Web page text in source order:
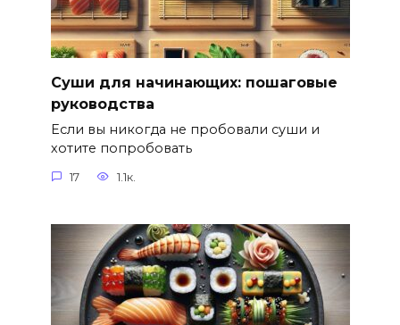
Суши для начинающих: пошаговые
руководства
Если вы никогда не пробовали суши и
хотите попробовать
17 1.1к.